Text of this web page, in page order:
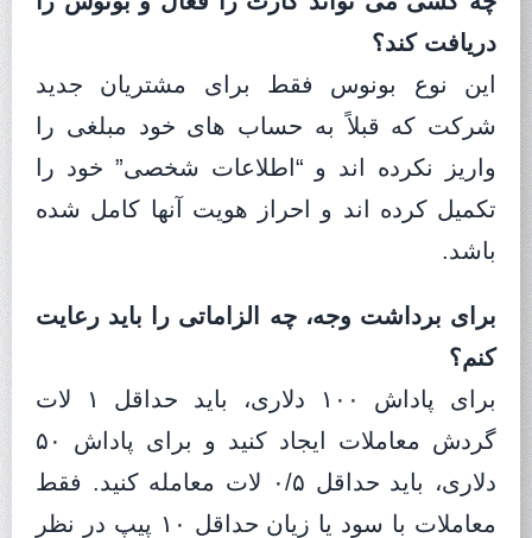
دریافت کند؟
این نوع بونوس فقط برای مشتریان جدید
شرکت که قبلاً به حساب های خود مبلغی را
واریز نکرده اند و “اطلاعات شخصی” خود را
تکمیل کرده اند و احراز هویت آنها کامل شده
باشد.
برای برداشت وجه، چه الزاماتی را باید رعایت
کنم؟
برای پاداش ۱۰۰ دلاری، باید حداقل ۱ لات
گردش معاملات ایجاد کنید و برای پاداش ۵۰
دلاری، باید حداقل ۰/۵ لات معامله کنید. فقط
معاملات با سود یا زیان حداقل ۱۰ پیپ در نظر